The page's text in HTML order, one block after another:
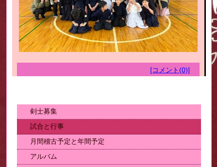
[コメント(0)]
剣士募集
試合と行事
月間稽古予定と年間予定
アルバム